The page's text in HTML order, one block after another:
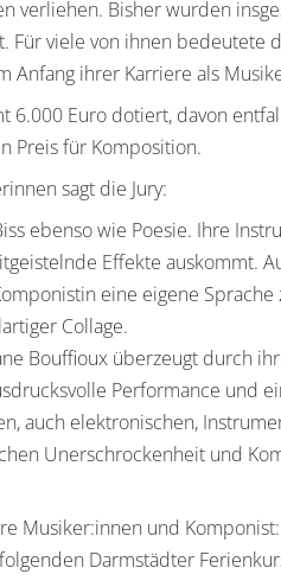
verliehen. Bisher wurden
Für viele von ihnen bedeutete
Anfang ihrer Karriere als
6.000 Euro dotiert, davon
Preis für Komposition.
sagt die Jury:
ebenso wie Poesie. Ihre
Effekte auskommt.
eine eigene Sprache
Collage.
Bouffioux überzeugt durch
Performance und
auch elektronischen,
Unerschrockenheit und
Musiker:innen und
Darmstädter